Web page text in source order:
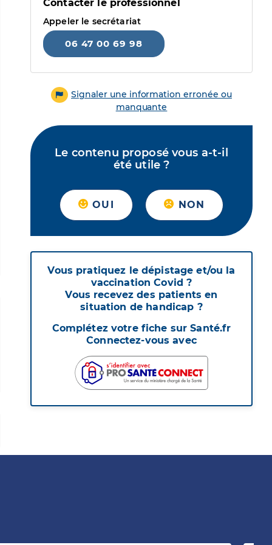
Contacter le professionnel
Appeler le secrétariat
06 47 00 69 98
Signaler une information erronée ou
manquante
Le contenu proposé vous a-t-il
été utile ?
OUI NON
Vous pratiquez le dépistage et/ou la
vaccination Covid ?
Vous recevez des patients en
situation de handicap ?
Complétez votre fiche sur Santé.fr
Connectez-vous avec